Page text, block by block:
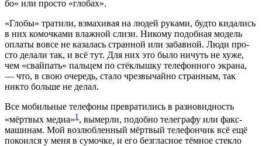
бо» или про­сто «гло­бах».
«Гло­бы» тра­ти­ли, взма­хи­вая на людей рука­ми, буд­то кида­лись
в них комоч­ка­ми влаж­ной сли­зи. Нико­му подоб­ная модель
опла­ты вовсе не каза­лась стран­ной или забав­ной. Люди про­
сто дела­ли так, и всё тут. Для них это было ничуть не хуже,
чем «свай­пать» паль­цем по стёк­лыш­ку теле­фон­но­го экра­на,
— что, в свою оче­редь, ста­ло чрез­вы­чай­но стран­ным, так
никто боль­ше не делал.
Все мобиль­ные теле­фо­ны пре­вра­ти­лись в раз­но­вид­ность
«мёрт­вых медиа»1 , вымер­ли, подоб­но теле­гра­фу или факс-
маши­нам. Мой воз­люб­лен­ный мёрт­вый теле­фон­чик всё ещё
поко­ил­ся у меня в сумоч­ке, и его без­глас­ное тём­ное стек­ло